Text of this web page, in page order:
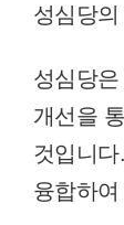
성심당
성심당
개선을
것입니
융합하